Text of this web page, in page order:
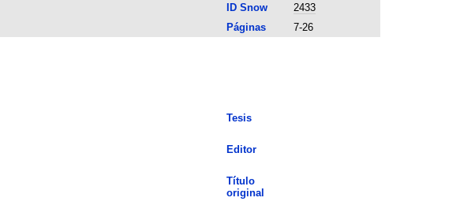
ID Snow
2433
Páginas
7-26
Tesis
Editor
Título
original